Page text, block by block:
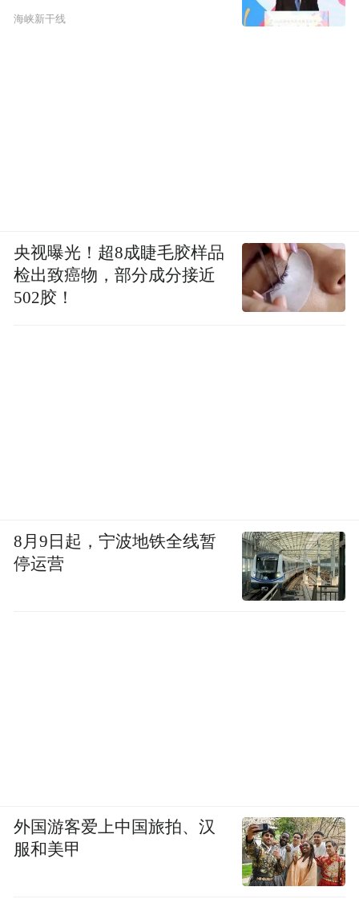
海峡新干线
央视曝光！超8成睫毛胶样品
检出致癌物，部分成分接近
502胶！
8月9日起，宁波地铁全线暂
停运营
外国游客爱上中国旅拍、汉
服和美甲